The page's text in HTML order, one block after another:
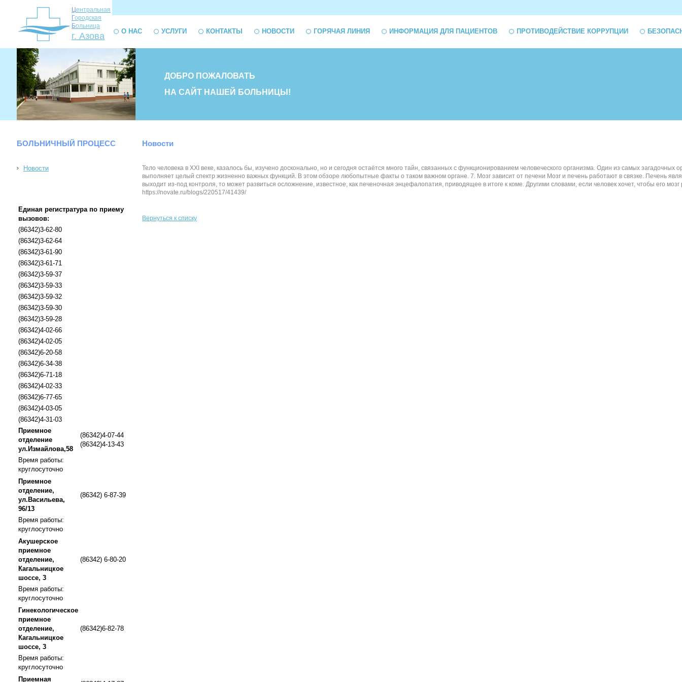
Центральная
Городская
Больница
г. Азова О НАС УСЛУГИ КОНТАКТЫ НОВОСТИ ГОРЯЧАЯ ЛИНИЯ ИНФОРМАЦИЯ ДЛЯ ПАЦИЕНТОВ ПРОТИВОДЕЙСТВИЕ КОРРУПЦИИ
ДОБРО ПОЖАЛОВАТЬ
НА САЙТ НАШЕЙ БОЛЬНИЦЫ!
БОЛЬНИЧНЫЙ ПРОЦЕСС
Новости
Единая регистратура по приему
вызовов:
(86342)3-62-80
(86342)3-62-64
(86342)3-61-90
(86342)3-61-71
(86342)3-59-37
(86342)3-59-33
(86342)3-59-32
(86342)3-59-30
(86342)3-59-28
(86342)4-02-66
(86342)4-02-05
(86342)6-20-58
(86342)6-34-38
(86342)6-71-18
(86342)4-02-33
(86342)6-77-65
(86342)4-03-05
(86342)4-31-03
Приемное
отделение
ул.Измайлова,58
(86342)4-07-44
(86342)4-13-43
Время работы:
круглосуточно
Приемное
отделение,
ул.Васильева,
96/13
(86342) 6-87-39
Время работы:
круглосуточно
Акушерское
приемное
отделение,
Кагальницкое
шоссе, 3
(86342) 6-80-20
Время работы:
круглосуточно
Гинекологическое
приемное
отделение,
Кагальницкое
шоссе, 3
(86342)6-82-78
Время работы:
круглосуточно
Приемная
Новости
Тело человека в XXI веке, казалось бы, изучено досконально, но и сегодня остаётся много тайн, связанных с функционированием человеческого организма. Один из самых
выполняет целый спектр жизненно важных функций. В этом обзоре любопытные факты о таком важном органе. 7. Мозг зависит от печени Мозг и печень работают в связке. Печень
выходит из-под контроля, то может развиться осложнение, известное, как печеночная энцефалопатия, приводящее в итоге к коме. Другими словами, если человек хочет, чтобы его
https://novate.ru/blogs/220517/41439/
Вернуться к списку